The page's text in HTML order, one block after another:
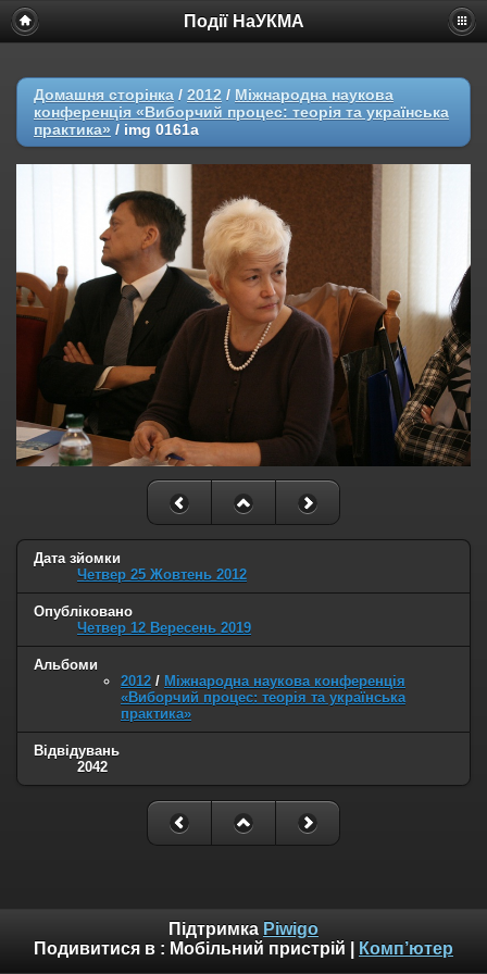
Події НаУКМА
Домашня сторінка / 2012 / Міжнародна наукова
конференція «Виборчий процес: теорія та українська
практика» / img 0161a
Дата зйомки
Четвер 25 Жовтень 2012
Опубліковано
Четвер 12 Вересень 2019
Альбоми
2012 / Міжнародна наукова конференція
«Виборчий процес: теорія та українська
практика»
Відвідувань
2042
Підтримка Piwigo
Подивитися в : Мобільний пристрій Комп’ютер